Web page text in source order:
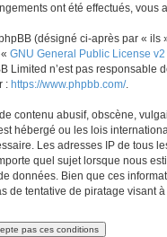
ont été effectués,
(désigné ci-après par «
GNU General Public License v2
Limited n’est pas
: https://www.phpbb.com/.
contenu abusif, obscène,
hébergé ou les lois
Les adresses IP de tous
quel sujet lorsque nous
données. Bien que ces
de tentative de piratage visant